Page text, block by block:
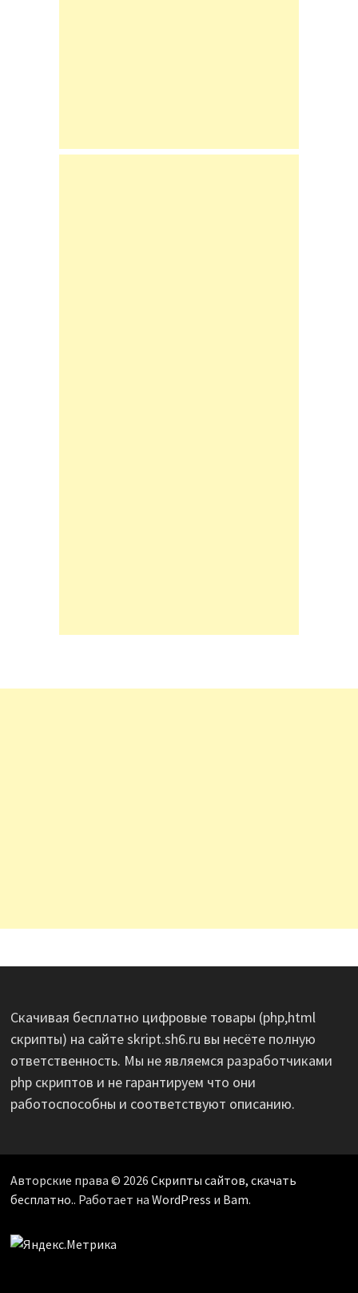
Скачивая бесплатно цифровые товары (php,html
скрипты) на сайте skript.sh6.ru вы несёте полную
ответственность. Мы не являемся разработчиками
php скриптов и не гарантируем что они
работоспособны и соответствуют описанию.
Авторские права © 2026 Скрипты сайтов, скачать
бесплатно.. Работает на WordPress и Bam.